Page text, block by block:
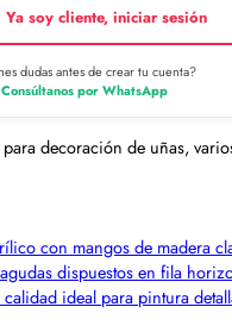
Ya soy cliente, iniciar sesión
dudas antes de crear tu cuenta?
Consúltanos por WhatsApp
decoración de uñas,